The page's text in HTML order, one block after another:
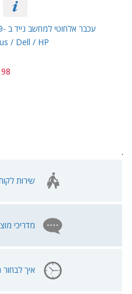
/ Dell / HP
98 ₪
.
שירות
מדריכי
איך